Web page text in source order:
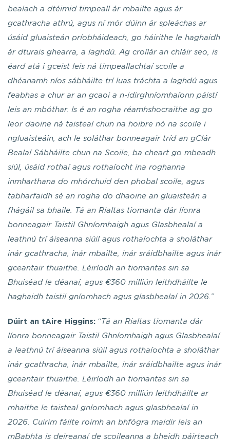
bealach a dtéimid timpeall ár mbailte agus ár
gcathracha athrú, agus ní mór dúinn ár spleáchas ar
úsáid gluaisteán príobháideach, go háirithe le haghaidh
ár dturais ghearra, a laghdú. Ag croílár an chláir seo, is
éard atá i gceist leis ná timpeallachtaí scoile a
dhéanamh níos sábháilte trí luas tráchta a laghdú agus
feabhas a chur ar an gcaoi a n-idirghníomhaíonn páistí
leis an mbóthar. Is é an rogha réamhshocraithe ag go
leor daoine ná taisteal chun na hoibre nó na scoile i
ngluaisteáin, ach le soláthar bonneagair tríd an gClár
Bealaí Sábháilte chun na Scoile, ba cheart go mbeadh
siúl, úsáid rothaí agus rothaíocht ina roghanna
inmharthana do mhórchuid den phobal scoile, agus
tabharfaidh sé an rogha do dhaoine an gluaisteán a
fhágáil sa bhaile. Tá an Rialtas tiomanta dár líonra
bonneagair Taistil Ghníomhaigh agus Glasbhealaí a
leathnú trí áiseanna siúil agus rothaíochta a sholáthar
inár gcathracha, inár mbailte, inár sráidbhailte agus inár
gceantair thuaithe. Léiríodh an tiomantas sin sa
Bhuiséad le déanaí, agus €360 milliún leithdháilte le
haghaidh taistil gníomhach agus glasbhealaí in 2026.”
Dúirt an tAire Higgins: “ Tá an Rialtas tiomanta dár
líonra bonneagair Taistil Ghníomhaigh agus Glasbhealaí
a leathnú trí áiseanna siúil agus rothaíochta a sholáthar
inár gcathracha, inár mbailte, inár sráidbhailte agus inár
gceantair thuaithe. Léiríodh an tiomantas sin sa
Bhuiséad le déanaí, agus €360 milliún leithdháilte ar
mhaithe le taisteal gníomhach agus glasbhealaí in
2026. Cuirim fáilte roimh an bhfógra maidir leis an
mBabhta is deireanaí de scoileanna a bheidh páirteach